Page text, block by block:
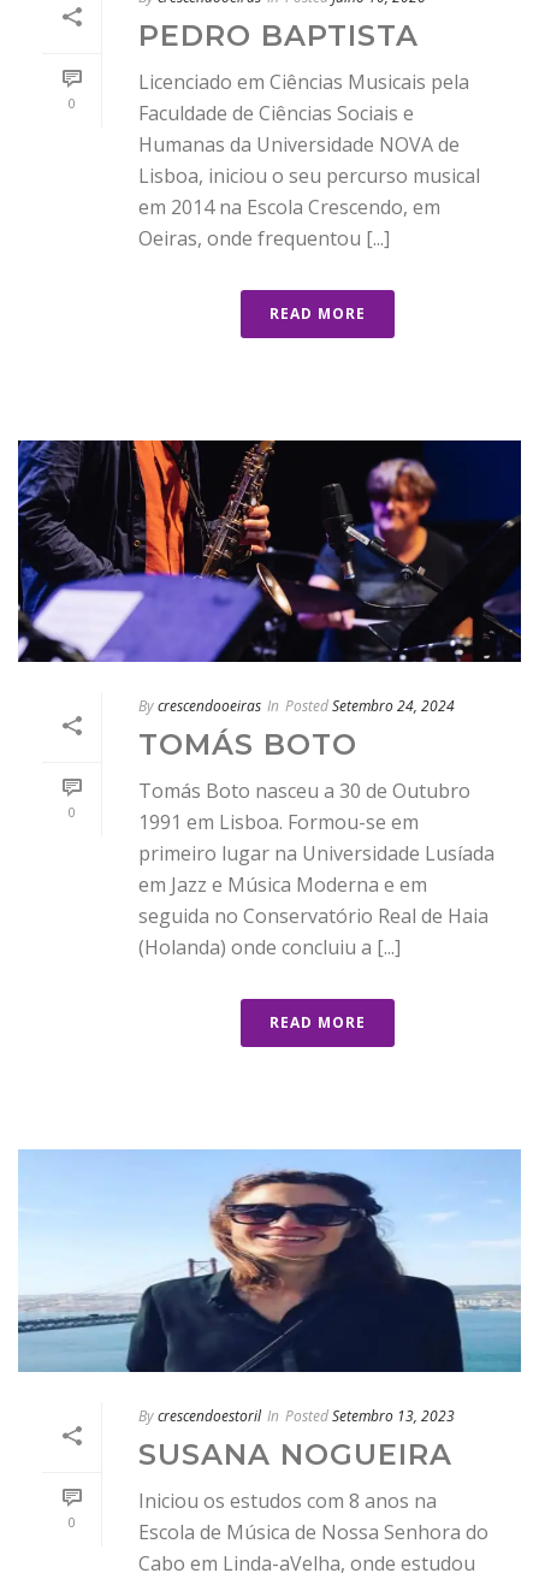
0
PEDRO BAPTISTA
Licenciado em Ciências Musicais pela
Faculdade de Ciências Sociais e
Humanas da Universidade NOVA de
Lisboa, iniciou o seu percurso musical
em 2014 na Escola Crescendo, em
Oeiras, onde frequentou [...]
READ MORE
0
Bycrescendooeiras In PostedSetembro 24, 2024
TOMÁS BOTO
Tomás Boto nasceu a 30 de Outubro
1991 em Lisboa. Formou-se em
primeiro lugar na Universidade Lusíada
em Jazz e Música Moderna e em
seguida no Conservatório Real de Haia
(Holanda) onde concluiu a [...]
READ MORE
0
Bycrescendoestoril In PostedSetembro 13, 2023
SUSANA NOGUEIRA
Iniciou os estudos com 8 anos na
Escola de Música de Nossa Senhora do
Cabo em Linda-aVelha, onde estudou